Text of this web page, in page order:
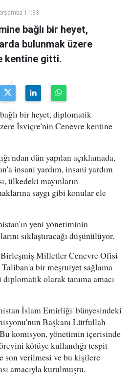
11:33
bağlı bir heyet,
bulunmak üzere
kentine gitti.
bir heyet, diplomatik
İsviçre'nin Cenevre kentine
dün yapılan açıklamada,
insani yardım, insani yardım
ülkedeki mayınların
saygı gibi konular ele
yeni yönetiminin
sıklaştıracağı düşünülüyor.
Milletler Cenevre Ofisi
bir meşruiyet sağlama
olarak tanıma amacı
İslam Emirliği' bünyesindeki
Başkanı Lütfullah
komisyon, yönetimin içerisinde
kötüye kullandığı tespit
son verilmesi ve bu kişilere
amacıyla kurulmuştu.